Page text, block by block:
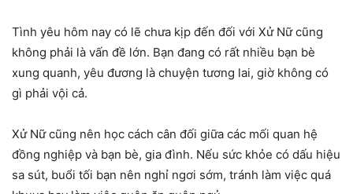
Tình yêu hôm nay có lẽ chưa kịp đến đối với Xử Nữ cũng
không phải là vấn đề lớn. Bạn đang có rất nhiều bạn bè
xung quanh, yêu đương là chuyện tương lai, giờ không có
gì phải vội cả.
Xử Nữ cũng nên học cách cân đối giữa các mối quan hệ
đồng nghiệp và bạn bè, gia đình. Nếu sức khỏe có dấu hiệu
sa sút, buổi tối bạn nên nghỉ ngơi sớm, tránh làm việc quá